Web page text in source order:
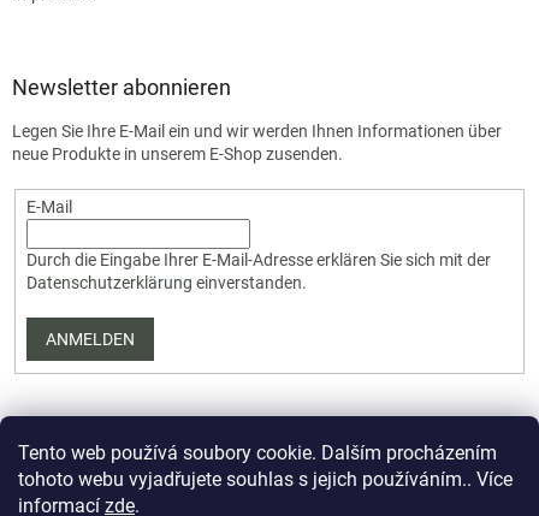
Tento web používá soubory cookie. Dalším procházením
tohoto webu vyjadřujete souhlas s jejich používáním.. Více
informací zde.
Newsletter abonnieren
Legen Sie Ihre E-Mail ein und wir werden Ihnen Informationen über
neue Produkte in unserem E-Shop zusenden.
E-Mail
Durch die Eingabe Ihrer E-Mail-Adresse erklären Sie sich mit der
Datenschutzerklärung einverstanden.
ANMELDEN